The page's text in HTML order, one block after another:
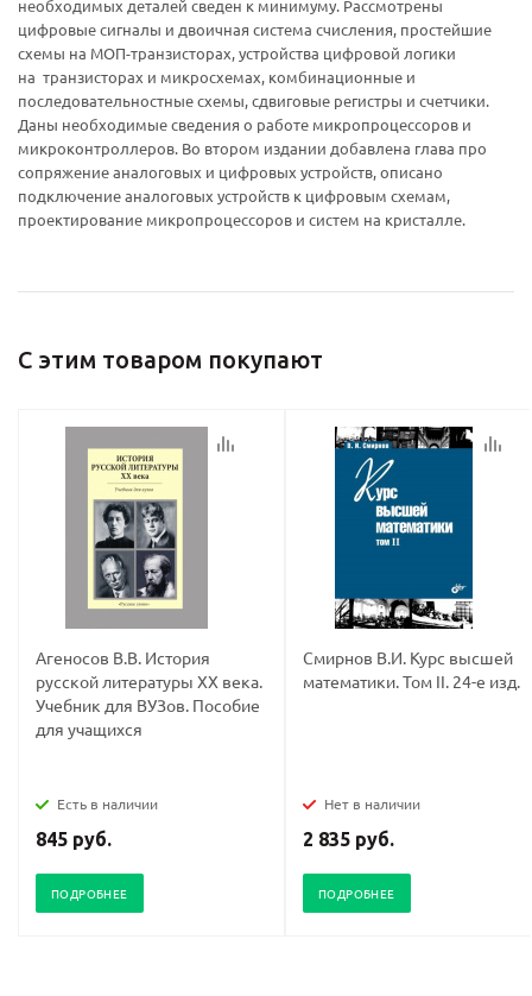
необходимых деталей сведен к минимуму. Рассмотрены
цифровые сигналы и двоичная система счисления, простейшие
схемы на МОП-транзисторах, устройства цифровой логики
на транзисторах и микросхемах, комбинационные и
последовательностные схемы, сдвиговые регистры и счетчики.
Даны необходимые сведения о работе микропроцессоров и
микроконтроллеров. Во втором издании добавлена глава про
сопряжение аналоговых и цифровых устройств, описано
подключение аналоговых устройств к цифровым схемам,
проектирование микропроцессоров и систем на кристалле.
С этим товаром покупают
Агеносов В.В. История
русской литературы XX века.
Учебник для ВУЗов. Пособие
для учащихся
Есть в наличии
845 руб.
ПОДРОБНЕЕ
Смирнов В.И. Курс высшей
математики. Том II. 24-е изд.
Нет в наличии
2 835 руб.
ПОДРОБНЕЕ
Ваш E-mail:
Ваш E-mail: